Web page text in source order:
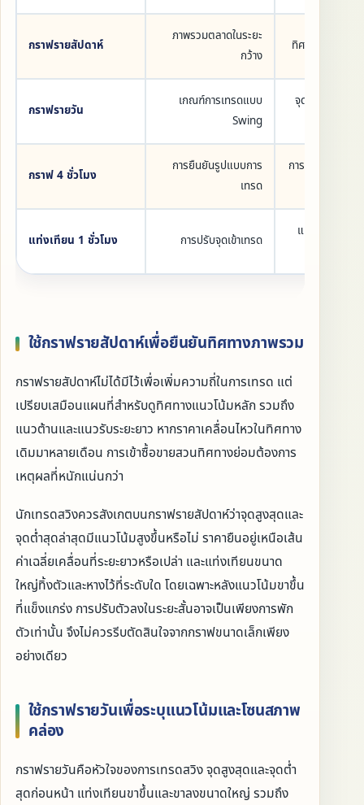
กราฟรายสัปดาห์
ภาพรวมตลาดในระยะ
กว้าง
ทิศทางแนวโน้มร
กราฟรายวัน
เกณฑ์การเทรดแบบ
Swing
จุดสูงสุด จุดต่ำ
กราฟ 4 ชั่วโมง
การยืนยันรูปแบบการ
เทรด
การ Breakout
แท่งเทียน 1 ชั่วโมง การปรับจุดเข้าเทรด
แท่งเทียนและ
ใช้กราฟรายสัปดาห์เพื่อยืนยันทิศทางภาพรวม
กราฟรายสัปดาห์ไม่ได้มีไว้เพื่อเพิ่มความถี่ในการเทรด แต่
เปรียบเสมือนแผนที่สำหรับดูทิศทางแนวโน้มหลัก รวมถึง
แนวต้านและแนวรับระยะยาว หากราคาเคลื่อนไหวในทิศทาง
เดิมมาหลายเดือน การเข้าซื้อขายสวนทิศทางย่อมต้องการ
เหตุผลที่หนักแน่นกว่า
นักเทรดสวิงควรสังเกตบนกราฟรายสัปดาห์ว่าจุดสูงสุดและ
จุดต่ำสุดล่าสุดมีแนวโน้มสูงขึ้นหรือไม่ ราคายืนอยู่เหนือเส้น
ค่าเฉลี่ยเคลื่อนที่ระยะยาวหรือเปล่า และแท่งเทียนขนาด
ใหญ่ทิ้งตัวและหางไว้ที่ระดับใด โดยเฉพาะหลังแนวโน้มขาขึ้น
ที่แข็งแกร่ง การปรับตัวลงในระยะสั้นอาจเป็นเพียงการพัก
ตัวเท่านั้น จึงไม่ควรรีบตัดสินใจจากกราฟขนาดเล็กเพียง
อย่างเดียว
ใช้กราฟรายวันเพื่อระบุแนวโน้มและโซนสภาพ
คล่อง
กราฟรายวันคือหัวใจของการเทรดสวิง จุดสูงสุดและจุดต่ำ
สุดก่อนหน้า แท่งเทียนขาขึ้นและขาลงขนาดใหญ่ รวมถึง